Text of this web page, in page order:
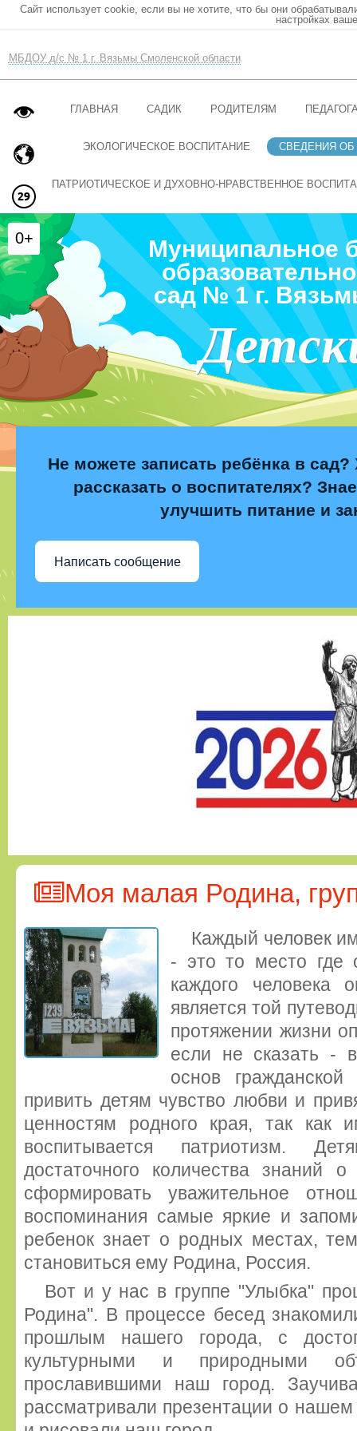
Сайт использует cookie, если вы не хотите, что бы они
настройках
МБДОУ д/с № 1 г. Вязьмы Смоленской области
ГЛАВНАЯ САДИК РОДИТЕЛЯМ
ЭКОЛОГИЧЕСКОЕ ВОСПИТАНИЕ СВЕДЕНИЯ ОБ
ПАТРИОТИЧЕСКОЕ И ДУХОВНО-НРАВСТВЕННОЕ
Муниципальное
сад № 1 г.
Не можете записать ребёнка в сад?
рассказать о воспитателях?
улучшить питание и
Написать сообщение
Моя малая Родина,
Каждый человек
- это то место где
каждого человека
является той
протяжении жизни
если не сказать -
основ
привить детям чувство любви и
ценностям родного края, так как
воспитывается патриотизм.
достаточного количества знаний
сформировать уважительное
воспоминания самые яркие и
ребенок знает о родных местах,
становиться ему Родина, Россия.
Вот и у нас в группе "Улыбка"
Родина". В процессе бесед
прошлым нашего города, с
культурными и природными
прославившими наш город.
рассматривали презентации о нашем
0+